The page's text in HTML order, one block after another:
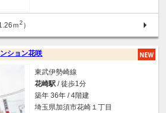
ｍ2 ）
ション花咲
東武伊勢崎線
花崎駅 / 徒歩1分
築年 36年 / 4階建
埼玉県加須市花崎１丁目